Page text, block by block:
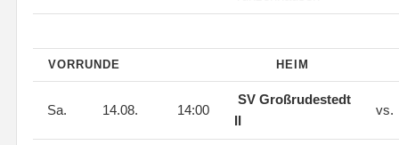
VORRUNDE HEIM
Sa. 14.08. 14:00
SV Großrudestedt
II
vs.